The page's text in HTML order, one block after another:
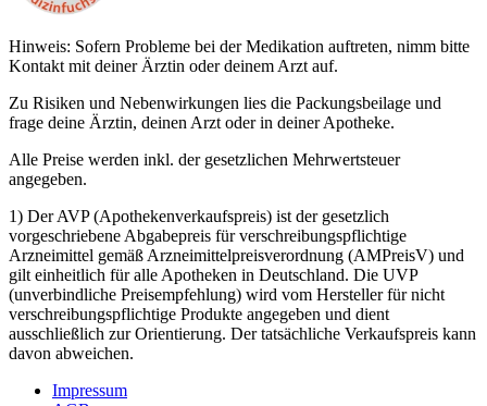
Hinweis: Sofern Probleme bei der Medikation auftreten, nimm bitte
Kontakt mit deiner Ärztin oder deinem Arzt auf.
Zu Risiken und Nebenwirkungen lies die Packungsbeilage und
frage deine Ärztin, deinen Arzt oder in deiner Apotheke.
Alle Preise werden inkl. der gesetzlichen Mehrwertsteuer
angegeben.
1) Der AVP (Apothekenverkaufspreis) ist der gesetzlich
vorgeschriebene Abgabepreis für verschreibungspflichtige
Arzneimittel gemäß Arzneimittelpreisverordnung (AMPreisV) und
gilt einheitlich für alle Apotheken in Deutschland. Die UVP
(unverbindliche Preisempfehlung) wird vom Hersteller für nicht
verschreibungspflichtige Produkte angegeben und dient
ausschließlich zur Orientierung. Der tatsächliche Verkaufspreis kann
davon abweichen.
Impressum